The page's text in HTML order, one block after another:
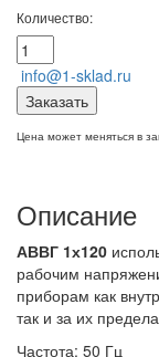
Количество:
info@1-sklad.ru
Заказать
Цена может меняться в
Описание
АВВГ 1х120
рабочим
приборам как
так и за их
Частота: 50 Гц